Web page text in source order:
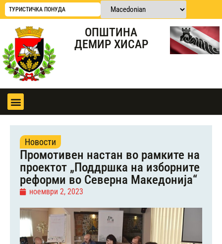
ТУРИСТИЧКА ПОНУДА
ОПШТИНА
ДЕМИР ХИСАР
Новости
Промотивен настан во рамките на
проектот „Поддршка на изборните
реформи во Северна Македонија“
ноември 2, 2023